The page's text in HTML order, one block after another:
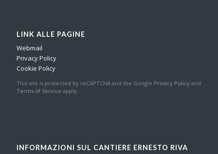
LINK ALLE PAGINE
Webmail
Privacy Policy
Cookie Policy
This site is protected by reCAPTCHA and the Google Privacy Policyand
Terms of Service apply.
INFORMAZIONI SUL CANTIERE ERNESTO RIVA